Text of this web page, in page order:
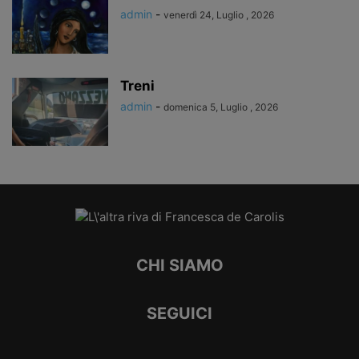
admin - venerdì 24, Luglio , 2026
Treni
admin - domenica 5, Luglio , 2026
CHI SIAMO
SEGUICI